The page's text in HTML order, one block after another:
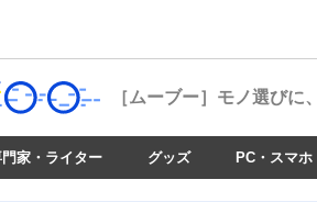
［ムーブー］ モノ選びに
家・ライター グッズ PC・スマホ